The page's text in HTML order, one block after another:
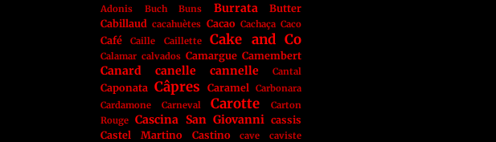
Adonis
Buch Buns Burrata
Butter
Cabillaud cacahuètes Cacao Cachaça Caco
Café Caille Caillette Cake and Co
Calamar calvados Camargue Camembert
Canard canelle cannelle Cantal
Caponata Câpres Caramel Carbonara
Cardamone
Carneval Carotte
Carton
Rouge Cascina San Giovanni cassis
Castel Martino
Castino cave caviste